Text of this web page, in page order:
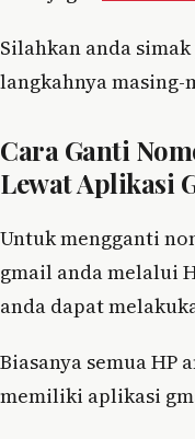
Silahkan anda
langkahnya
Cara Ganti
Lewat Aplikasi
Untuk mengganti
gmail anda melalui
anda dapat
Biasanya semua HP
memiliki aplikasi